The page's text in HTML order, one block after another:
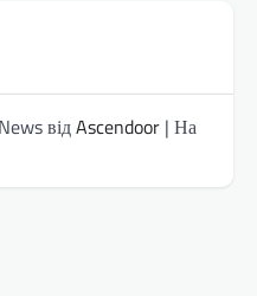
відAscendoor | На